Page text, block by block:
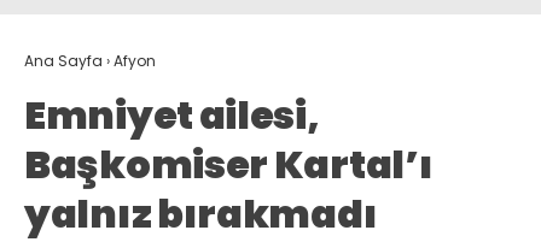
Ana Sayfa ›Afyon
Emniyet ailesi,
Başkomiser Kartal’ı
yalnız bırakmadı